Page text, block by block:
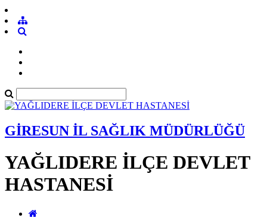
GİRESUN İL SAĞLIK MÜDÜRLÜĞÜ
YAĞLIDERE İLÇE DEVLET
HASTANESİ